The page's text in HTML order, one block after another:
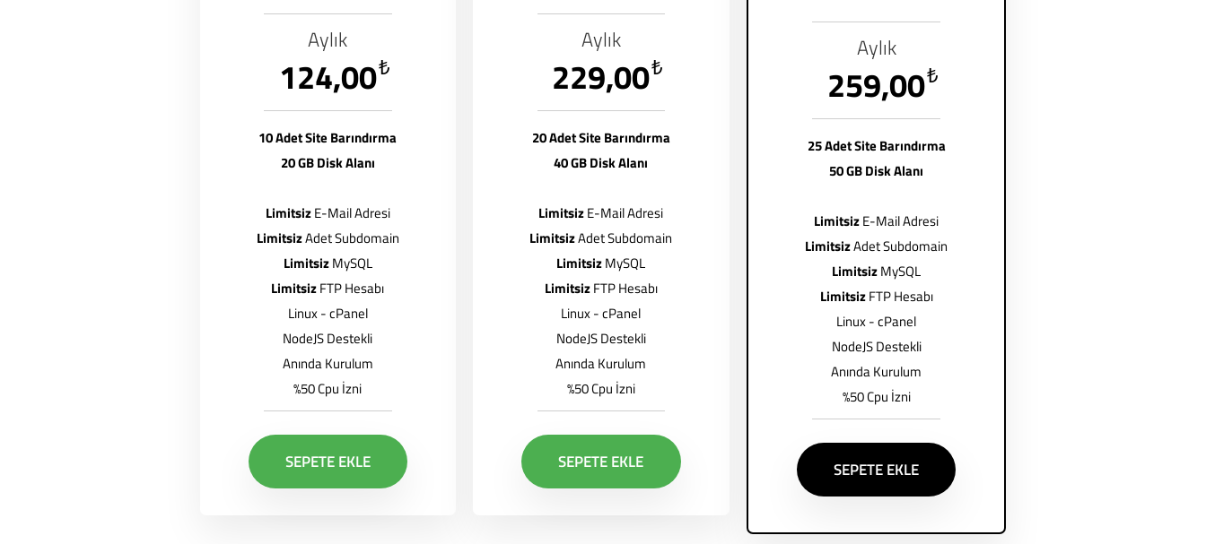
Aylık
₺
124,00
10 Adet Site Barındırma
20 GB Disk Alanı
LimitsizE-Mail Adresi
LimitsizAdet Subdomain
LimitsizMySQL
LimitsizFTP Hesabı
Linux - cPanel
NodeJS Destekli
Anında Kurulum
%50 Cpu İzni
SEPETE EKLE
Aylık
₺
229,00
20 Adet Site Barındırma
40 GB Disk Alanı
LimitsizE-Mail Adresi
LimitsizAdet Subdomain
LimitsizMySQL
LimitsizFTP Hesabı
Linux - cPanel
NodeJS Destekli
Anında Kurulum
%50 Cpu İzni
SEPETE EKLE
Aylık
₺
259,00
25 Adet Site Barındırma
50 GB Disk Alanı
LimitsizE-Mail Adresi
LimitsizAdet Subdomain
LimitsizMySQL
LimitsizFTP Hesabı
Linux - cPanel
NodeJS Destekli
Anında Kurulum
%50 Cpu İzni
SEPETE EKLE